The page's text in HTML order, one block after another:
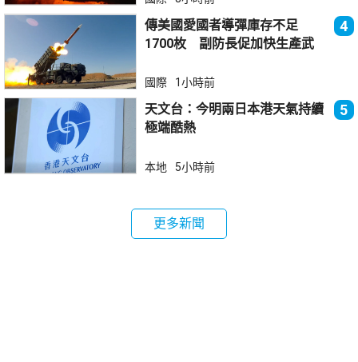
傳美國愛國者導彈庫存不足
1700枚 副防長促加快生產武
4
國際 1小時前
天文台：今明兩日本港天氣持續
極端酷熱
5
本地 5小時前
更多新聞